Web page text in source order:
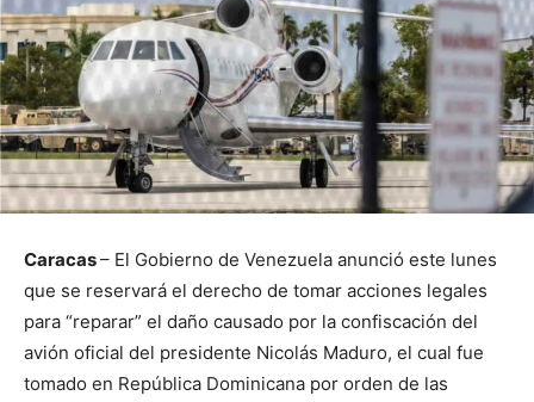
Caracas– El Gobierno de Venezuela anunció este lunes
que se reservará el derecho de tomar acciones legales
para “reparar” el daño causado por la confiscación del
avión oficial del presidente Nicolás Maduro, el cual fue
tomado en República Dominicana por orden de las